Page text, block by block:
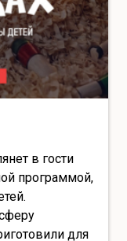
в гости
программой,
для